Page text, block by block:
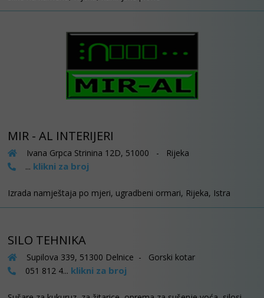
MIR - AL INTERIJERI
Ivana Grpca Strinina 12D, 51000 - Rijeka
... klikni za broj
Izrada namještaja po mjeri, ugradbeni ormari, Rijeka, Istra
SILO TEHNIKA
Supilova 339, 51300 Delnice - Gorski kotar
051 812 4... klikni za broj